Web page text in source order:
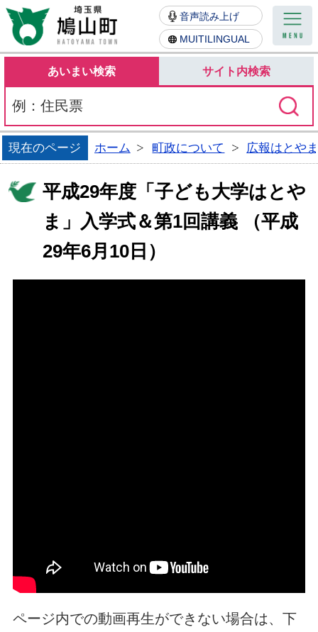
鳩山町
音声読み上げ
MUITILINGUAL
あいまい検索 サイト内検索
現在のページ ホーム 町政について 広報はとや
平成29年度「子ども大学はとや
ま」入学式＆第1回講義 （平成
29年6月10日）
ページ内での動画再生ができない場合は、下